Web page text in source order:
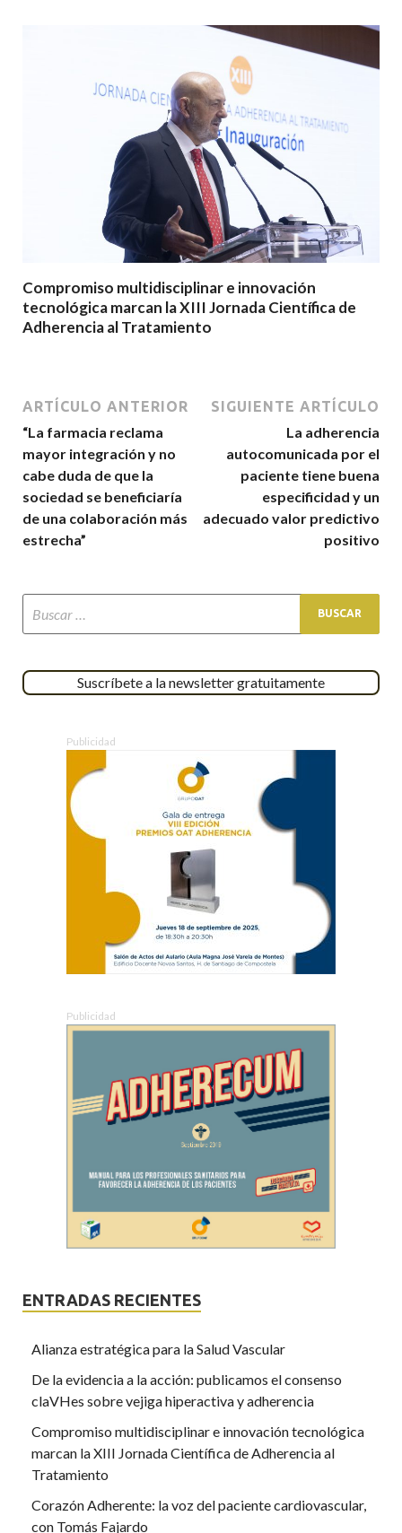
Compromiso multidisciplinar e innovación
tecnológica marcan la XIII Jornada Científica de
Adherencia al Tratamiento
ARTÍCULO ANTERIOR
“La farmacia reclama
mayor integración y no
cabe duda de que la
sociedad se beneficiaría
de una colaboración más
estrecha”
SIGUIENTE ARTÍCULO
La adherencia
autocomunicada por el
paciente tiene buena
especificidad y un
adecuado valor predictivo
positivo
Suscríbete a la newsletter gratuitamente
Publicidad
Publicidad
ENTRADAS RECIENTES
Alianza estratégica para la Salud Vascular
De la evidencia a la acción: publicamos el consenso
claVHes sobre vejiga hiperactiva y adherencia
Compromiso multidisciplinar e innovación tecnológica
marcan la XIII Jornada Científica de Adherencia al
Tratamiento
Corazón Adherente: la voz del paciente cardiovascular,
con Tomás Fajardo